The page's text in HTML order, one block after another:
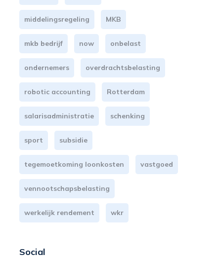
middelingsregeling MKB
mkb bedrijf now onbelast
ondernemers overdrachtsbelasting
robotic accounting Rotterdam
salarisadministratie schenking
sport subsidie
tegemoetkoming loonkosten vastgoed
vennootschapsbelasting
werkelijk rendement wkr
Social